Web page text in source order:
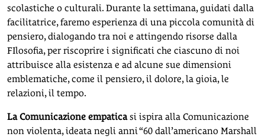
scolastiche o culturali. Durante la settimana, guidati dalla
facilitatrice, faremo esperienza di una piccola comunità di
pensiero, dialogando tra noi e attingendo risorse dalla
FIlosofia, per riscoprire i significati che ciascuno di noi
attribuisce alla esistenza e ad alcune sue dimensioni
emblematiche, come il pensiero, il dolore, la gioia, le
relazioni, il tempo.
La Comunicazione empaticasi ispira alla Comunicazione
non violenta, ideata negli anni “60 dall’americano Marshall